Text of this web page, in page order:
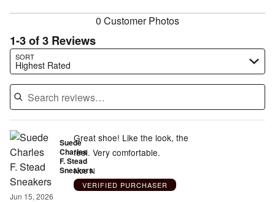
0 Customer Photos
1-3 of 3 Reviews
SORT
Highest Rated
Search reviews…
Suede
Charles
F. Stead
Sneakers
Jun 15, 2026
Great shoe! Like the look, the
feel. Very comfortable.
Noe N
VERIFIED PURCHASER